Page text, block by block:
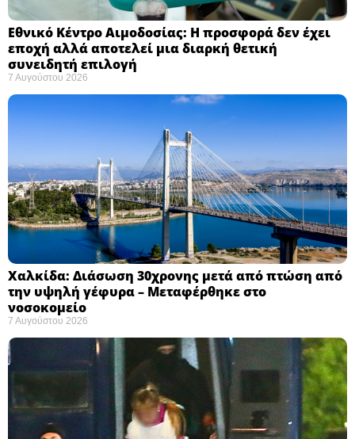
Εθνικό Κέντρο Αιμοδοσίας: H προσφορά δεν έχει
εποχή αλλά αποτελεί μια διαρκή θετική
συνειδητή επιλογή ​
7 Αυγούστου 2026
Χαλκίδα: Διάσωση 30χρονης μετά από πτώση από
την υψηλή γέφυρα – Μεταφέρθηκε στο
νοσοκομείο ​
7 Αυγούστου 2026